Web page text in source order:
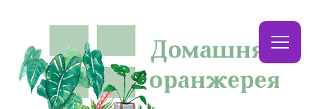
Домашняя